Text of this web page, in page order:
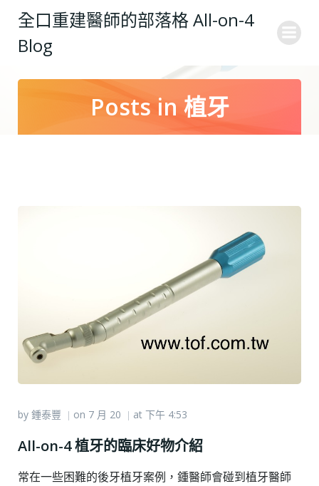
Skip
to
全口重建醫師的部落格 All-on-4
Blog
Posts in 植牙
by 鍾泰豐 | on 7 月 20 | at 下午 4:53
All-on-4 植牙的臨床好物介紹
常在一些困難的後牙植牙案例，鍾醫師會碰到植牙醫師